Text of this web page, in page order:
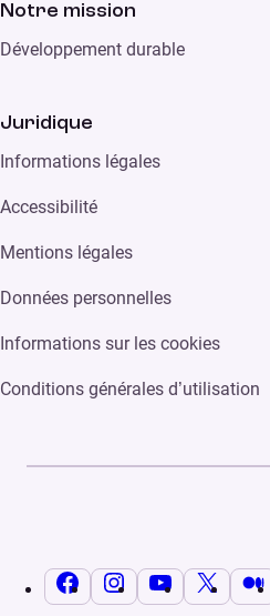
Notre mission
Développement durable
Juridique
Informations légales
Accessibilité
Mentions légales
Données personnelles
Informations sur les cookies
Conditions générales d’utilisation
FacebookInstagramYouTubeX